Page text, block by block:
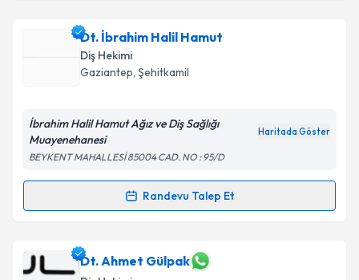
takvim hazırlandığında e-posta ile bilgilendireceğiz.
E-posta Adresiniz
Kişisel verilerimin işlenmesine ilişkin
Metni'ni okudum ve kişisel verilerimin belirtilen
kapsamda işlenmesini kabul ediyorum.
Dt. İbrahim Halil Hamut
Diş Hekimi
Gaziantep, Şehitkamil
İbrahim Halil Hamut Ağız ve Diş Sağlığı
Muayenehanesi
Haritada Göster
BEYKENT MAHALLESİ 85004 CAD. NO : 95/D
Randevu Talep Et
Randevu Takvimi Talebi
Dt. İbrahim Halil Hamutiçin randevu takvimi talebi
oluşturun. Size bu uzmandan randevu almanız için bir
Dt. Ahmet Gülpak